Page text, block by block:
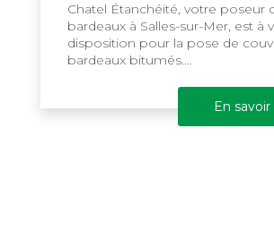
Chatel Étanchéité, votre poseur
bardeaux à Salles-sur-Mer, est à
disposition pour la pose de
bardeaux bitumés....
En savoir